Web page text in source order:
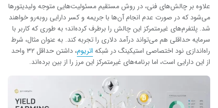
علاوه بر چالش‌های فنی، در روش مستقیم مسئولیت‌هایی متوجه ولیدیتورها
می‌شود که در صورت عدم انجام آن‌ها با جریمه و کسر دارایی روبه‌رو خواهند
شد. پلتفرم‌های غیرمتمرکز این چالش را برطرف کرده‌اند؛ به طوری که کاربر با
سرمایه حداقلی هم می‌تواند درآمد دلاری را تجربه کند. به عنوان مثال، شرط
راه‌اندازی نود اختصاصی استیکینگ در شبکه اتریوم
، داشتن حداقل ۳۲ واحد
از این دارایی است، اما برنامه‌های غیرمتمرکز این مرز را از بین برده‌اند.